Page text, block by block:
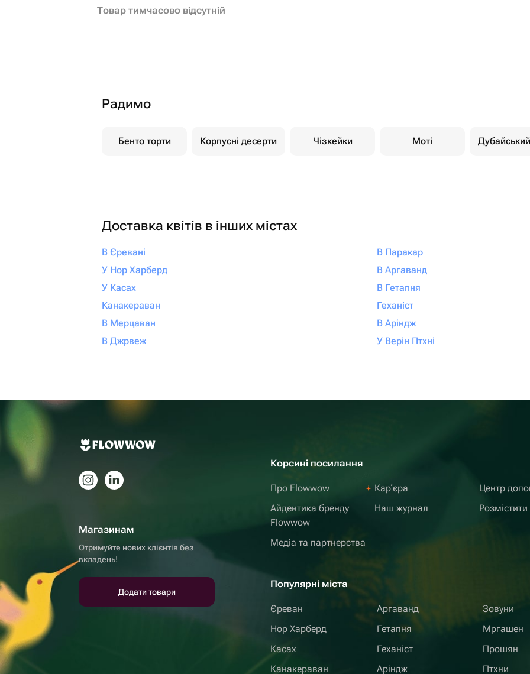
Товар тимчасово відсутній
Радимо
Бенто торти Корпусні десерти Чізкейки Моті
Доставка квітів в інших містах
В Єревані
У Нор Харберд
У Касах
Канакераван
В Мерцаван
В Джрвеж
В Паракар
В Аргаванд
В Гетапня
Геханіст
В Аріндж
У Верін Птхні
Магазинам
Отримуйте нових клієнтів без
вкладень!
Додати товари
Корсині посилання
Про Flowwow
Айдентика бренду
Flowwow
Медіа та партнерства
Карʼєра
Наш журнал
Центр
Популярні міста
Єреван
Нор Харберд
Касах
Канакераван
Аргаванд
Гетапня
Геханіст
Аріндж
Зовуни
Мргашен
Прошян
Птхни